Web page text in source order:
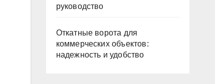
руководство
Откатные ворота для
коммерческих объектов:
надежность и удобство